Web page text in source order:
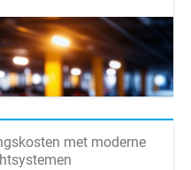
met moderne